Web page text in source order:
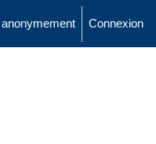
Connexion